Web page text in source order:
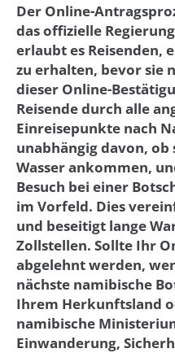
Der Online-
das offizielle
erlaubt es Reisenden,
zu erhalten, bevor sie
dieser Online-
Reisende durch alle
Einreisepunkte nach
unabhängig davon,
Wasser ankommen,
Besuch bei einer
im Vorfeld. Dies
und beseitigt lange
Zollstellen. Sollte Ihr
abgelehnt werden,
nächste namibische
Ihrem Herkunftsland
namibische
Einwanderung,